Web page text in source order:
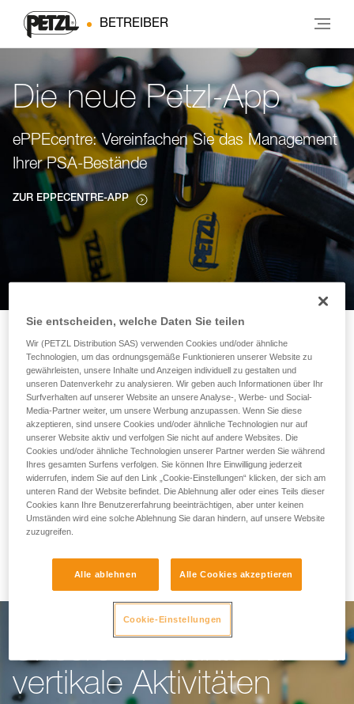
BETREIBER
Die neue Petzl-App
ePPEcentre: Vereinfachen Sie das Management
Ihrer PSA-Bestände
ZUR EPPECENTRE-APP
Wir erleichtern dir die
Arbeit
Für Kletterhallen, Hochseilgärten, Klettersteige
oder Canyoning: unser Ziel ist es, dir die Arbeit
zu erleichtern. Unsere Ausrüstung bietet alles,
was du für die Ausübung deiner Arbeit unter
Unsere Produkte für
vertikale Aktivitäten
Sie entscheiden, welche Daten Sie teilen
Wir (PETZL Distribution SAS) verwenden Cookies und/oder ähnliche
Technologien, um das ordnungsgemäße Funktionieren unserer Website zu
gewährleisten, unsere Inhalte und Anzeigen individuell zu gestalten und
unseren Datenverkehr zu analysieren. Wir geben auch Informationen über Ihr
Surfverhalten auf unserer Website an unsere Analyse-, Werbe- und Social-
Media-Partner weiter, um unsere Werbung anzupassen. Wenn Sie diese
akzeptieren, sind unsere Cookies und/oder ähnliche Technologien nur auf
unserer Website aktiv und verfolgen Sie nicht auf andere Websites. Die
Cookies und/oder ähnliche Technologien unserer Partner werden Sie während
Ihres gesamten Surfens verfolgen. Sie können Ihre Einwilligung jederzeit
widerrufen, indem Sie auf den Link „Cookie-Einstellungen“ klicken, der sich am
unteren Rand der Website befindet. Die Ablehnung aller oder eines Teils dieser
Cookies kann Ihre Benutzererfahrung beeinträchtigen, aber unter keinen
Umständen wird eine solche Ablehnung Sie daran hindern, auf unsere Website
zuzugreifen.
Alle ablehnen Alle Cookies akzeptieren
Cookie-Einstellungen